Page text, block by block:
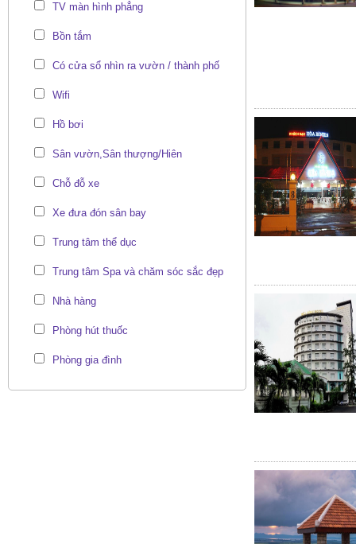
TV màn hình phẳng
Bồn tắm
Có cửa sổ nhìn ra vườn / thành phố
Wifi
Hồ bơi
Sân vườn,Sân thượng/Hiên
Chỗ đỗ xe
Xe đưa đón sân bay
Trung tâm thể dục
Trung tâm Spa và chăm sóc sắc đẹp
Nhà hàng
Phòng hút thuốc
Phòng gia đình